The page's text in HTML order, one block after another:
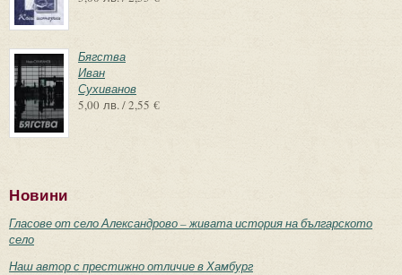
Бягства
Иван
Сухиванов
5,00 лв. / 2,55 €
Новини
Гласове от село Александрово – живата история на българското
село
Наш автор с престижно отличие в Хамбург